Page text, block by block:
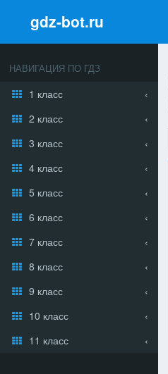
gdz-bot.ru
НАВИГАЦИЯ ПО ГДЗ
1 класс
2 класс
3 класс
4 класс
5 класс
6 класс
7 класс
8 класс
9 класс
10 класс
11 класс